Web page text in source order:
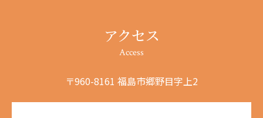
節症が治るというわけではありません。現段階で、顎関節症と矯正治療と
の明確な因果関係は示されていません。
アクセス
Access
〒960-8161 福島市郷野目字上2